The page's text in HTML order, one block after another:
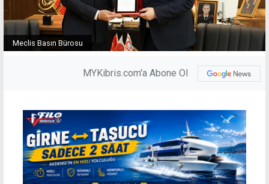
Meclis Basın Bürosu
MYKibris.com'a Abone Ol